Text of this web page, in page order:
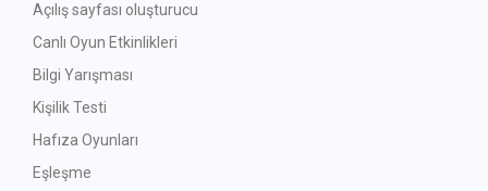
Açılış sayfası oluşturucu
Canlı Oyun Etkinlikleri
Bilgi Yarışması
Kişilik Testi
Hafıza Oyunları
Eşleşme